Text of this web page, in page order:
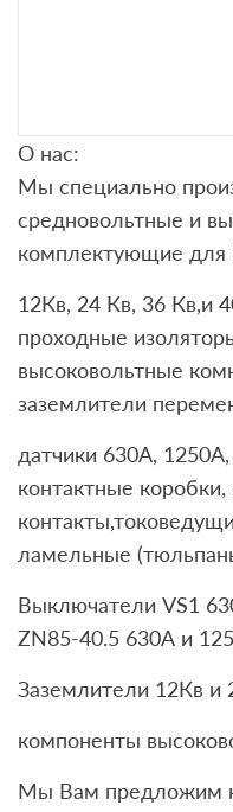
О нас:
Мы специально
средновольтные и
комплектующие для
12Кв, 24 Кв, 36 Кв,и
проходные
высоковольтные
заземлители
датчики 630А,
контактные
ламельные
Выключатели VS1
ZN85-40.5 630А и
Заземлители 12Кв и
компоненты
Мы Вам предложим